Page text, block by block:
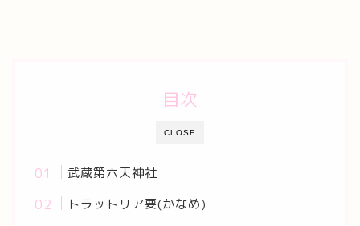
CLOSE
目次
武蔵第六天神社
トラットリア要(かなめ)